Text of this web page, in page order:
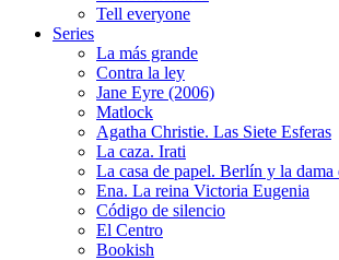
Tell everyone
Series
La más grande
Contra la ley
Jane Eyre (2006)
Matlock
Agatha Christie. Las Siete Esferas
La caza. Irati
La casa de papel. Berlín y la dama
Ena. La reina Victoria Eugenia
Código de silencio
El Centro
Bookish